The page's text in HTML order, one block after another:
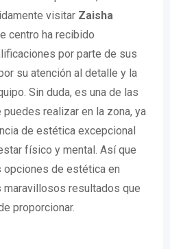
visitar Zaisha
centro ha recibido
por parte de sus
su atención al detalle y la
Sin duda, es una de las
realizar en la zona, ya
de estética excepcional
físico y mental. Así que
opciones de estética en
resultados que
proporcionar.